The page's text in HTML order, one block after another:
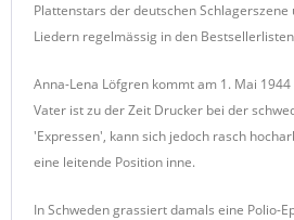
Plattenstars der deutschen
Liedern regelmässig in den
Anna-Lena Löfgren kommt am 1. Mai
Vater ist zu der Zeit Drucker bei der
'Expressen', kann sich jedoch rasch
eine leitende Position inne.
In Schweden grassiert damals eine Polio-